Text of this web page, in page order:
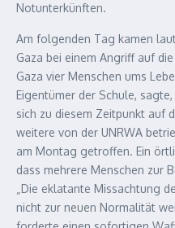
Notunterkünften.
Am folgenden Tag kamen
Gaza bei einem Angriff auf
Gaza vier Menschen ums
Eigentümer der Schule,
sich zu diesem Zeitpunkt auf
weitere von der UNRWA
am Montag getroffen. Ein
dass mehrere Menschen zur
„Die eklatante Missachtung
nicht zur neuen Normalität